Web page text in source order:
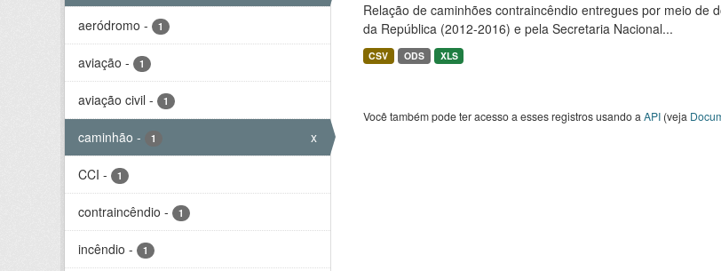
aeródromo - 1
aviação - 1
aviação civil - 1
caminhão - 1 x
CCI - 1
contraincêndio - 1
incêndio - 1
Relação de caminhões contraincêndio entregues por meio de
da República (2012-2016) e pela Secretaria Nacional...
CSV ODS XLS
Você também pode ter acesso a esses registros usando a API(veja